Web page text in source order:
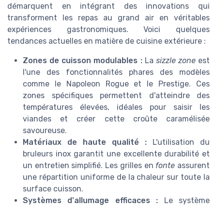
démarquent en intégrant des innovations qui
transforment les repas au grand air en véritables
expériences gastronomiques. Voici quelques
tendances actuelles en matière de cuisine extérieure :
Zones de cuisson modulables :La sizzle zoneest
l'une des fonctionnalités phares des modèles
comme le Napoleon Rogue et le Prestige. Ces
zones spécifiques permettent d'atteindre des
températures élevées, idéales pour saisir les
viandes et créer cette croûte caramélisée
savoureuse.
Matériaux de haute qualité : L'utilisation du
bruleurs inox garantit une excellente durabilité et
un entretien simplifié. Les grilles en fonte assurent
une répartition uniforme de la chaleur sur toute la
surface cuisson.
Systèmes d'allumage efficaces : Le système